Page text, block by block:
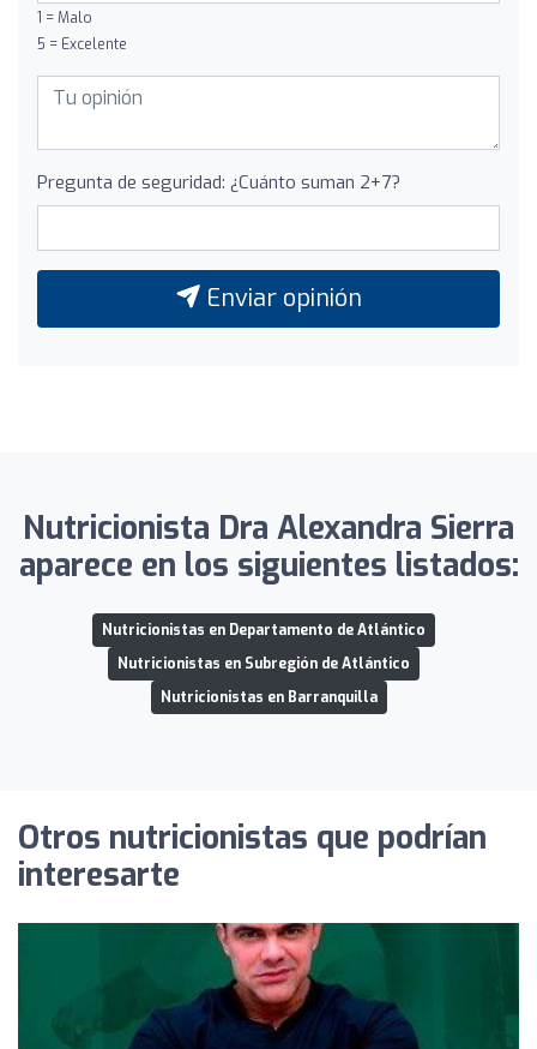
1 = Malo
5 = Excelente
Pregunta de seguridad: ¿Cuánto suman 2+7?
Enviar opinión
Nutricionista Dra Alexandra Sierra
aparece en los siguientes listados:
Nutricionistas en Departamento de Atlántico
Nutricionistas en Subregión de Atlántico
Nutricionistas en Barranquilla
Otros nutricionistas que podrían
interesarte